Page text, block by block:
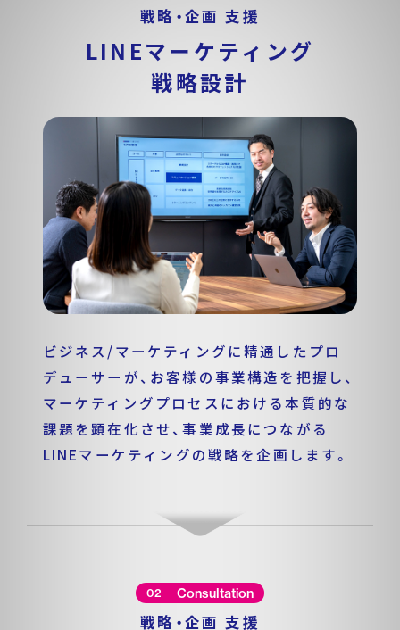
戦略・企画 支援
LINEマーケティング
戦略設計
ビジネス/マーケティングに精通したプロ
デューサーが、お客様の事業構造を把握し、
マーケティングプロセスにおける本質的な
課題を顕在化させ、事業成長につながる
LINEマーケティングの戦略を企画します。
02 Consultation
戦略・企画 支援